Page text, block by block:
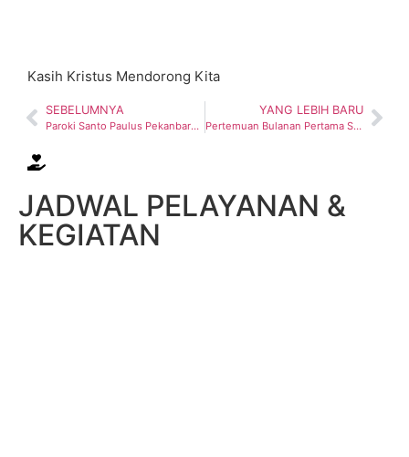
Kasih Kristus Mendorong Kita
SEBELUMNYA
Paroki Santo Paulus Pekanbaru Produksi Video Edukasi Kerahiman Ilahi
YANG LEBIH BARU
Pertemuan Bulanan Pertama Setelah Paskah | Kring St Gabriel
JADWAL PELAYANAN &
KEGIATAN